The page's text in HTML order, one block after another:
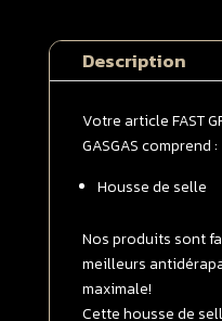
GASGAS
50
2021
-
2023
Description
Votre article FAST
GASGAS comprend :
Housse de selle
Nos produits sont
meilleurs
maximale!
Cette housse de